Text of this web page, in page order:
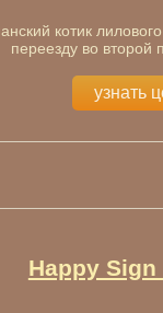
котик
переезду во второй
узнать
Happy